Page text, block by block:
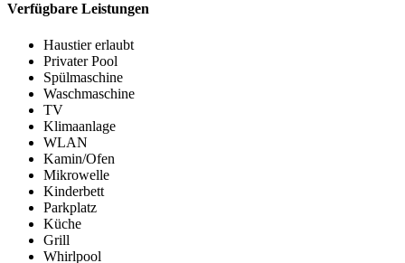
Verfügbare Leistungen
Haustier erlaubt
Privater Pool
Spülmaschine
Waschmaschine
TV
Klimaanlage
WLAN
Kamin/Ofen
Mikrowelle
Kinderbett
Parkplatz
Küche
Grill
Whirlpool